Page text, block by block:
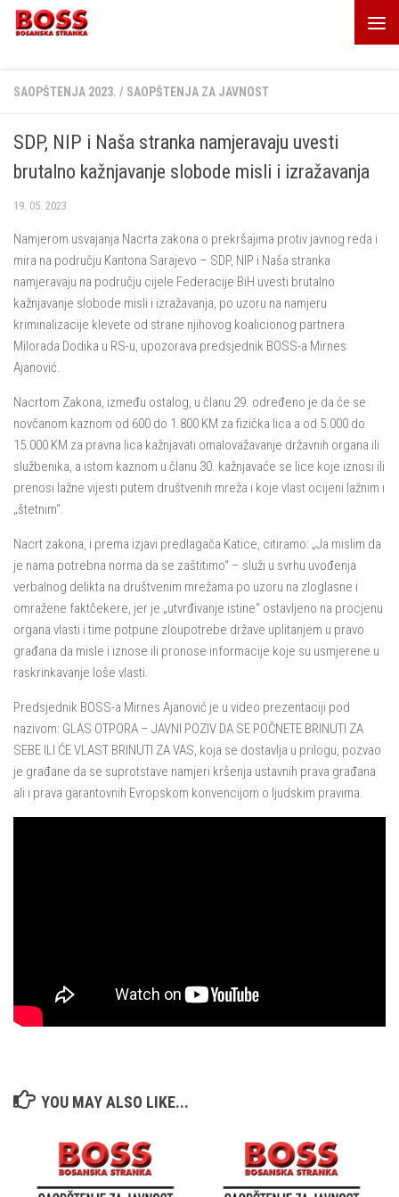
Skip to content
SAOPŠTENJA 2023. / SAOPŠTENJA ZA JAVNOST
SDP, NIP i Naša stranka namjeravaju uvesti
brutalno kažnjavanje slobode misli i izražavanja
19. 05. 2023.
Namjerom usvajanja Nacrta zakona o prekršajima protiv javnog reda i
mira na području Kantona Sarajevo – SDP, NIP i Naša stranka
namjeravaju na području cijele Federacije BiH uvesti brutalno
kažnjavanje slobode misli i izražavanja, po uzoru na namjeru
kriminalizacije klevete od strane njihovog koalicionog partnera
Milorada Dodika u RS-u, upozorava predsjednik BOSS-a Mirnes
Ajanović.
Nacrtom Zakona, između ostalog, u članu 29. određeno je da će se
novčanom kaznom od 600 do 1.800 KM za fizička lica a od 5.000 do
15.000 KM za pravna lica kažnjavati omalovažavanje državnih organa ili
službenika, a istom kaznom u članu 30. kažnjavaće se lice koje iznosi ili
prenosi lažne vijesti putem društvenih mreža i koje vlast ocijeni lažnim i
„štetnim“.
Nacrt zakona, i prema izjavi predlagača Katice, citiramo: „Ja mislim da
je nama potrebna norma da se zaštitimo“ – služi u svrhu uvođenja
verbalnog delikta na društvenim mrežama po uzoru na zloglasne i
omražene faktčekere, jer je „utvrđivanje istine“ ostavljeno na procjenu
organa vlasti i time potpune zloupotrebe države uplitanjem u pravo
građana da misle i iznose ili pronose informacije koje su usmjerene u
raskrinkavanje loše vlasti.
Predsjednik BOSS-a Mirnes Ajanović je u video prezentaciji pod
nazivom: GLAS OTPORA – JAVNI POZIV DA SE POČNETE BRINUTI ZA
SEBE ILI ĆE VLAST BRINUTI ZA VAS, koja se dostavlja u prilogu, pozvao
je građane da se suprotstave namjeri kršenja ustavnih prava građana
ali i prava garantovnih Evropskom konvencijom o ljudskim pravima.
YOU MAY ALSO LIKE...